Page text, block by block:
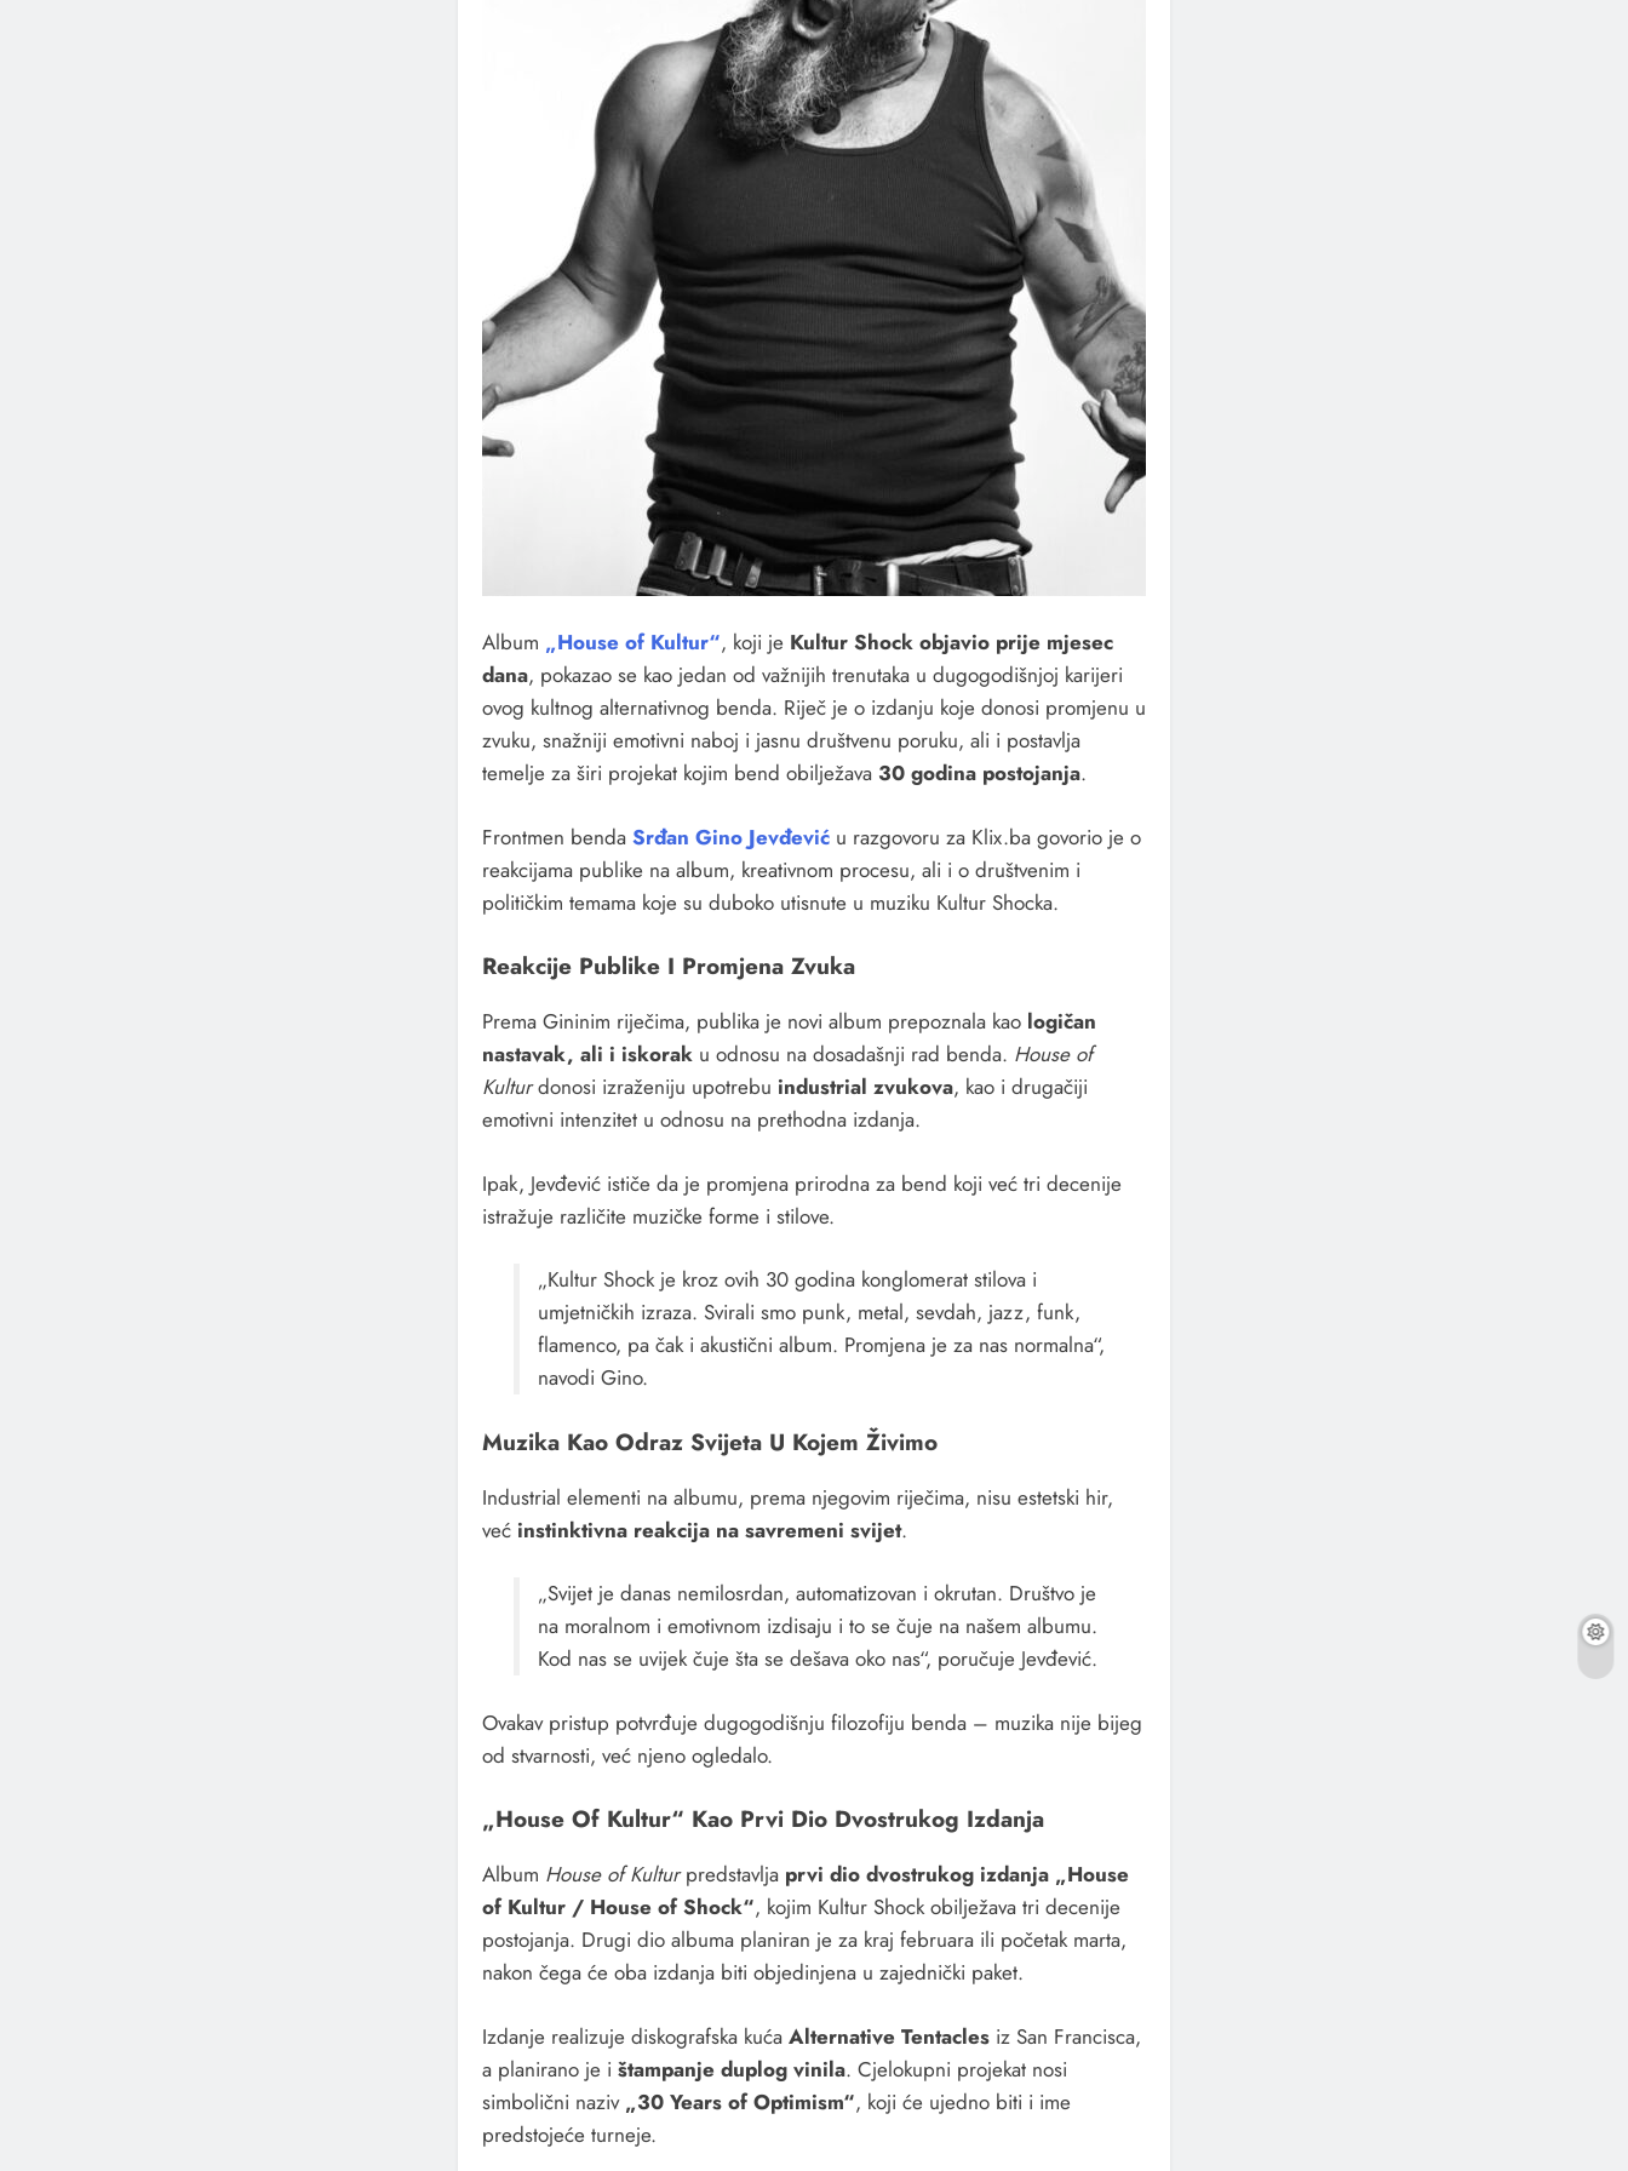
Album „House of Kultur“, koji je Kultur Shock objavio prije mjesec
dana, pokazao se kao jedan od važnijih trenutaka u dugogodišnjoj karijeri
ovog kultnog alternativnog benda. Riječ je o izdanju koje donosi promjenu u
zvuku, snažniji emotivni naboj i jasnu društvenu poruku, ali i postavlja
temelje za širi projekat kojim bend obilježava 30 godina postojanja.
Frontmen benda Srđan Gino Jevđević u razgovoru za Klix.ba govorio je o
reakcijama publike na album, kreativnom procesu, ali i o društvenim i
političkim temama koje su duboko utisnute u muziku Kultur Shocka.
Reakcije Publike I Promjena Zvuka
Prema Gininim riječima, publika je novi album prepoznala kao logičan
nastavak, ali i iskorak u odnosu na dosadašnji rad benda. House of
Kulturdonosi izraženiju upotrebu industrial zvukova, kao i drugačiji
emotivni intenzitet u odnosu na prethodna izdanja.
Ipak, Jevđević ističe da je promjena prirodna za bend koji već tri decenije
istražuje različite muzičke forme i stilove.
„Kultur Shock je kroz ovih 30 godina konglomerat stilova i
umjetničkih izraza. Svirali smo punk, metal, sevdah, jazz, funk,
flamenco, pa čak i akustični album. Promjena je za nas normalna“,
navodi Gino.
Muzika Kao Odraz Svijeta U Kojem Živimo
Industrial elementi na albumu, prema njegovim riječima, nisu estetski hir,
već instinktivna reakcija na savremeni svijet.
„Svijet je danas nemilosrdan, automatizovan i okrutan. Društvo je
na moralnom i emotivnom izdisaju i to se čuje na našem albumu.
Kod nas se uvijek čuje šta se dešava oko nas“, poručuje Jevđević.
Ovakav pristup potvrđuje dugogodišnju filozofiju benda – muzika nije bijeg
od stvarnosti, već njeno ogledalo.
„House Of Kultur“ Kao Prvi Dio Dvostrukog Izdanja
Album House of Kulturpredstavlja prvi dio dvostrukog izdanja „House
of Kultur / House of Shock“, kojim Kultur Shock obilježava tri decenije
postojanja. Drugi dio albuma planiran je za kraj februara ili početak marta,
nakon čega će oba izdanja biti objedinjena u zajednički paket.
Izdanje realizuje diskografska kuća Alternative Tentacles iz San Francisca,
a planirano je i štampanje duplog vinila. Cjelokupni projekat nosi
simbolični naziv „30 Years of Optimism“, koji će ujedno biti i ime
predstojeće turneje.